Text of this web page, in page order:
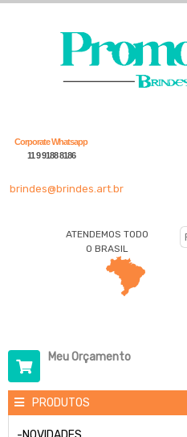
Corporate Whatsapp
11 9 9188 8186
brindes@brindes.art.br
ATENDEMOS TODO
O BRASIL
Meu Orçamento
PRODUTOS